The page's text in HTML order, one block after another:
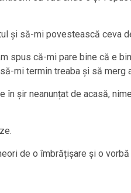
și să-mi povestească ceva
spus că-mi pare bine că e
mi termin treaba și să merg
în șir neanunțat de acasă,
de o îmbrățișare și o